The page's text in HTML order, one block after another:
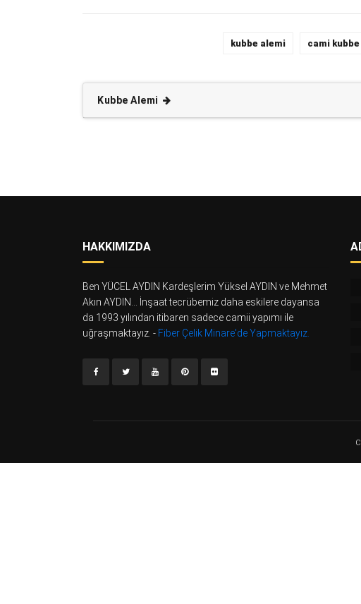
kubbe alemi cami
Kubbe Alemi
HAKKIMIZDA
Ben YÜCEL AYDIN Kardeşlerim Yüksel AYDIN ve Mehmet
Akın AYDIN... İnşaat tecrübemiz daha eskilere dayansa
da 1993 yılından itibaren sadece camii yapımı ile
uğraşmaktayız. - Fiber Çelik Minare'de Yapmaktayız.